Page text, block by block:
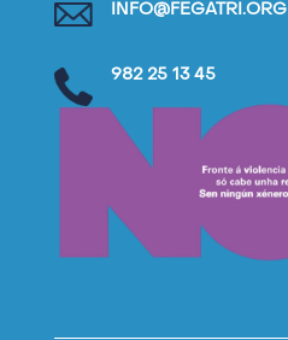
INFO@FEGATRI.ORG
982 25 13 45